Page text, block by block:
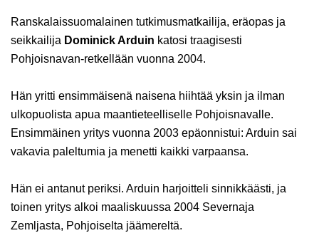
Ranskalaissuomalainen tutkimusmatkailija, eräopas ja
seikkailija Dominick Arduin katosi traagisesti
Pohjoisnavan-retkellään vuonna 2004.
Hän yritti ensimmäisenä naisena hiihtää yksin ja ilman
ulkopuolista apua maantieteelliselle Pohjoisnavalle.
Ensimmäinen yritys vuonna 2003 epäonnistui: Arduin sai
vakavia paleltumia ja menetti kaikki varpaansa.
Hän ei antanut periksi. Arduin harjoitteli sinnikkäästi, ja
toinen yritys alkoi maaliskuussa 2004 Severnaja
Zemljasta, Pohjoiselta jäämereltä.